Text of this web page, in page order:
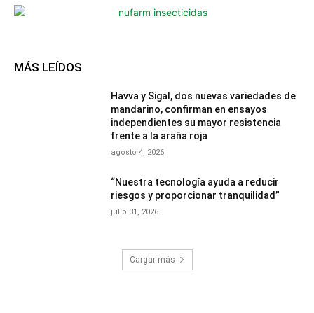
MÁS LEÍDOS
Havva y Sigal, dos nuevas variedades de
mandarino, confirman en ensayos
independientes su mayor resistencia
frente a la araña roja
agosto 4, 2026
“Nuestra tecnología ayuda a reducir
riesgos y proporcionar tranquilidad”
julio 31, 2026
Cargar más